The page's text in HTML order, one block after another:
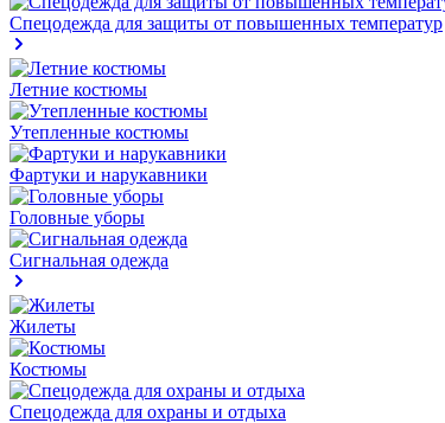
Спецодежда для защиты от повышенных температур
Летние костюмы
Утепленные костюмы
Фартуки и нарукавники
Головные уборы
Сигнальная одежда
Жилеты
Костюмы
Спецодежда для охраны и отдыха